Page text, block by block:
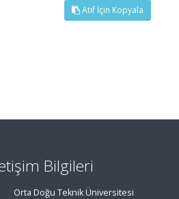
Atıf İçin Kopyala
Bilgileri
Orta Doğu Teknik Üniversitesi